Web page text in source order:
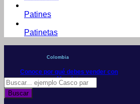
Patines
Patinetas
Colombia
Conoce por qué debes vender con
Mercleta
Búsqueda
de
productos
Buscar